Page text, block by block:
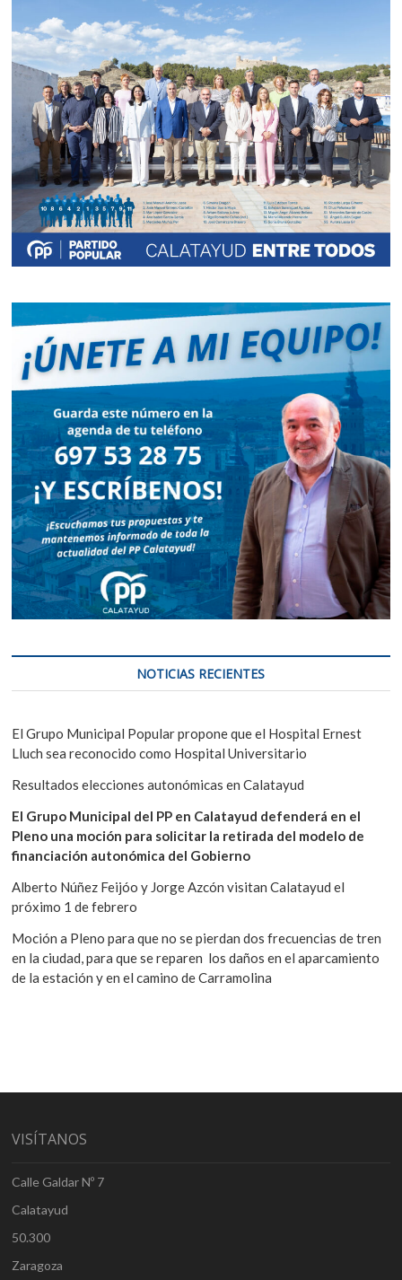
NOTICIAS RECIENTES
El Grupo Municipal Popular propone que el Hospital Ernest
Lluch sea reconocido como Hospital Universitario
Resultados elecciones autonómicas en Calatayud
El Grupo Municipal del PP en Calatayud defenderá en el
Pleno una moción para solicitar la retirada del modelo de
financiación autonómica del Gobierno
Alberto Núñez Feijóo y Jorge Azcón visitan Calatayud el
próximo 1 de febrero
Moción a Pleno para que no se pierdan dos frecuencias de tren
en la ciudad, para que se reparen los daños en el aparcamiento
de la estación y en el camino de Carramolina
VISÍTANOS
Calle Galdar Nº 7
Calatayud
50.300
Zaragoza